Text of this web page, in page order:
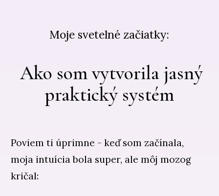
Moje svetelné začiatky:
Ako som vytvorila jasný
praktický systém
Poviem ti úprimne - keď som začínala,
moja intuícia bola super, ale môj mozog
kričal: